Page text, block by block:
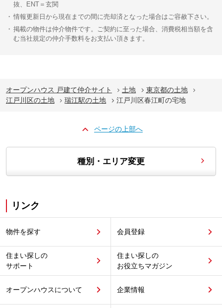
抜、ENT＝玄関
情報更新日から現在までの間に売却済となった場合はご容赦下さい。
掲載の物件は仲介物件です。ご契約に至った場合、消費税相当額を含
む当社規定の仲介手数料をお支払い頂きます。
オープンハウス 戸建て仲介サイト 土地
東京都の土地
江戸川区の土地
瑞江駅の土地 江戸川区春江町の宅地
ページの上部へ
種別・エリア変更
リンク
物件を探す 会員登録
住まい探しの
サポート
住まい探しの
お役立ちマガジン
オープンハウスについて 企業情報